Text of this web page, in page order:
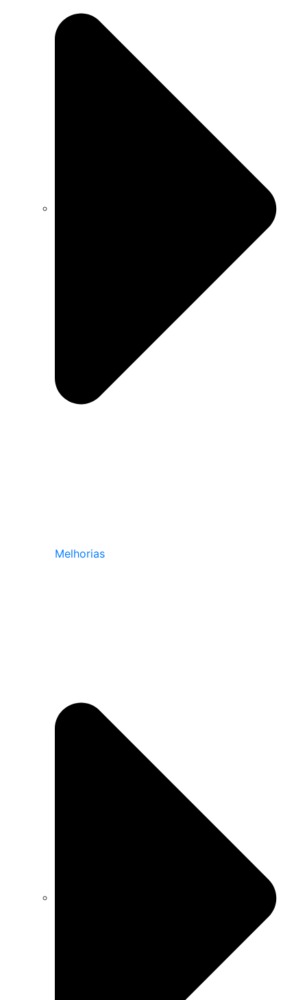
Melhorias